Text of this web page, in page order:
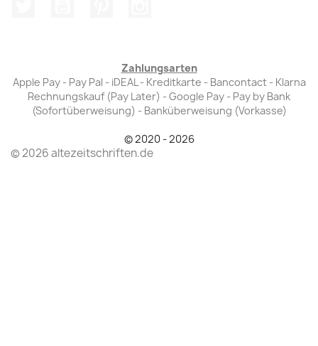
Zahlungsarten
Apple Pay - Pay Pal - iDEAL - Kreditkarte - Bancontact - Klarna
Rechnungskauf (Pay Later) - Google Pay - Pay by Bank
(Sofortüberweisung) - Banküberweisung (Vorkasse)
© 2020 - 2026
© 2026 altezeitschriften.de